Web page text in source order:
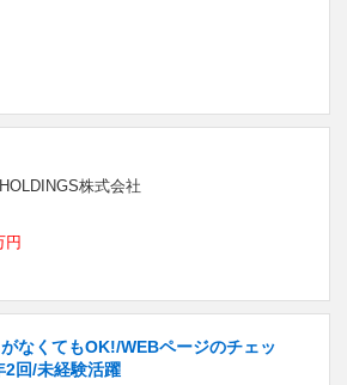
株式会社
円
なくてもOK!/WEBページのチェッ
2回/未経験活躍